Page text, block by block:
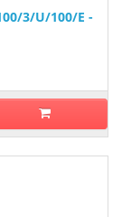
3/U/100/E -